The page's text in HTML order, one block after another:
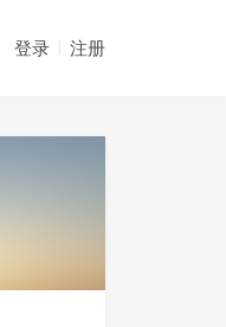
登录 注册